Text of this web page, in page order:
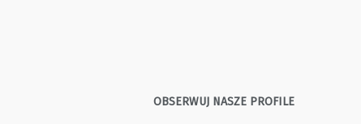
OBSERWUJ NASZE PROFILE